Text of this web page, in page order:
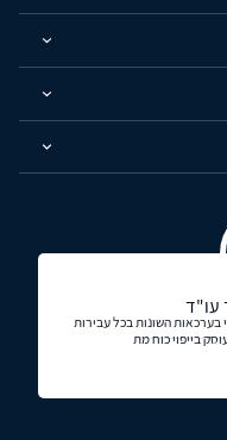
עו"ד
בערכאות השונות בכל עבירות
בייפוי כוח מת